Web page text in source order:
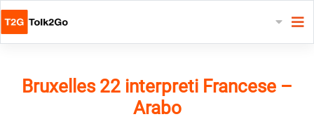
Bruxelles 22 interpreti Francese –
Arabo